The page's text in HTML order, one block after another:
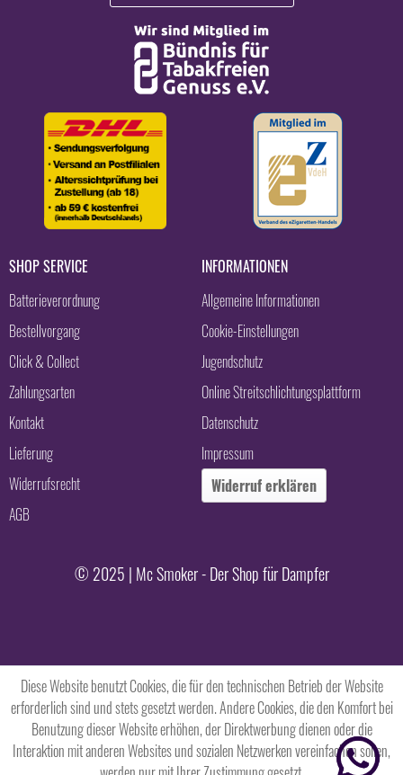
SHOP SERVICE
Batterieverordnung
Bestellvorgang
Click & Collect
Zahlungsarten
Kontakt
Lieferung
Widerrufsrecht
AGB
INFORMATIONEN
Allgemeine Informationen
Cookie-Einstellungen
Jugendschutz
Online Streitschlichtungsplattform
Datenschutz
Impressum
Widerruf erklären
© 2025 | Mc Smoker - Der Shop für Dampfer
Diese Website benutzt Cookies, die für den technischen Betrieb der Website
erforderlich sind und stets gesetzt werden. Andere Cookies, die den Komfort bei
Benutzung dieser Website erhöhen, der Direktwerbung dienen oder die
Interaktion mit anderen Websites und sozialen Netzwerken vereinfachen sollen,